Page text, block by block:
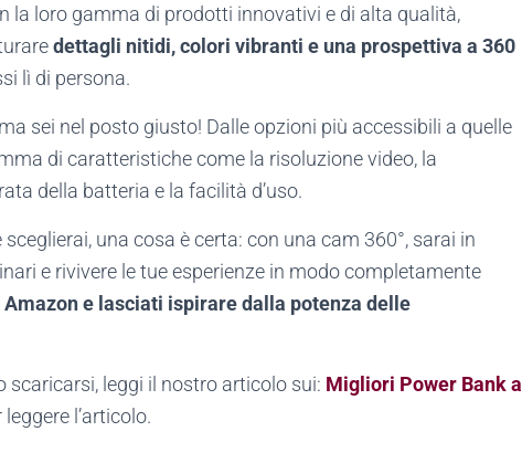
la loro gamma di prodotti innovativi e di alta qualità,
dettagli nitidi, colori vibranti e una prospettiva a 360
lì di persona.
sei nel posto giusto! Dalle opzioni più accessibili a quelle
di caratteristiche come la risoluzione video, la
della batteria e la facilità d’uso.
una cosa è certa: con una cam 360°, sarai in
e rivivere le tue esperienze in modo completamente
e lasciati ispirare dalla potenza delle
scaricarsi, leggi il nostro articolo sui: Migliori Power Bank a
l’articolo.